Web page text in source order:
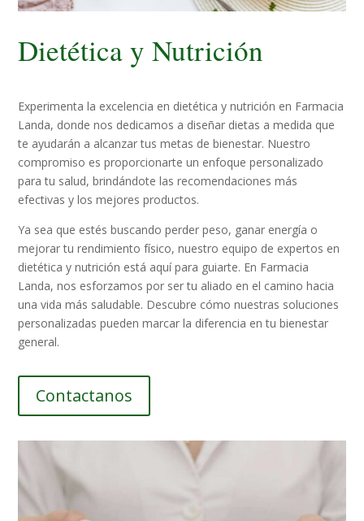
Dietética y Nutrición
Experimenta la excelencia en dietética y nutrición en Farmacia
Landa, donde nos dedicamos a diseñar dietas a medida que
te ayudarán a alcanzar tus metas de bienestar. Nuestro
compromiso es proporcionarte un enfoque personalizado
para tu salud, brindándote las recomendaciones más
efectivas y los mejores productos.
Ya sea que estés buscando perder peso, ganar energía o
mejorar tu rendimiento físico, nuestro equipo de expertos en
dietética y nutrición está aquí para guiarte. En Farmacia
Landa, nos esforzamos por ser tu aliado en el camino hacia
una vida más saludable. Descubre cómo nuestras soluciones
personalizadas pueden marcar la diferencia en tu bienestar
general.
Contactanos